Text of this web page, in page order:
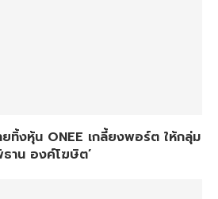
ยทิ้งหุ้น ONEE เกลี้ยงพอร์ต ให้กลุ่ม
ธาน องค์โฆษิต’